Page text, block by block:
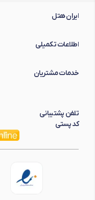
ایران هتل
اطلاعات تکمیلی
خدمات مشتریان
تلفن پشتیبانی
کد پستی